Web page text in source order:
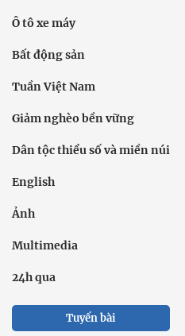
Ô tô xe máy
Bất động sản
Tuần Việt Nam
Giảm nghèo bền vững
Dân tộc thiểu số và miền núi
English
Ảnh
Multimedia
24h qua
Tuyến bài